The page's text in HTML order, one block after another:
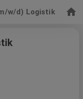
w/d) Logistik